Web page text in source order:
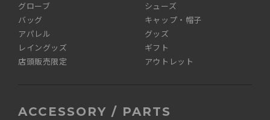
グローブ
シューズ
バッグ
キャップ・帽子
アパレル
グッズ
レイングッズ
ギフト
店頭販売限定
アウトレット
ACCESSORY / PARTS